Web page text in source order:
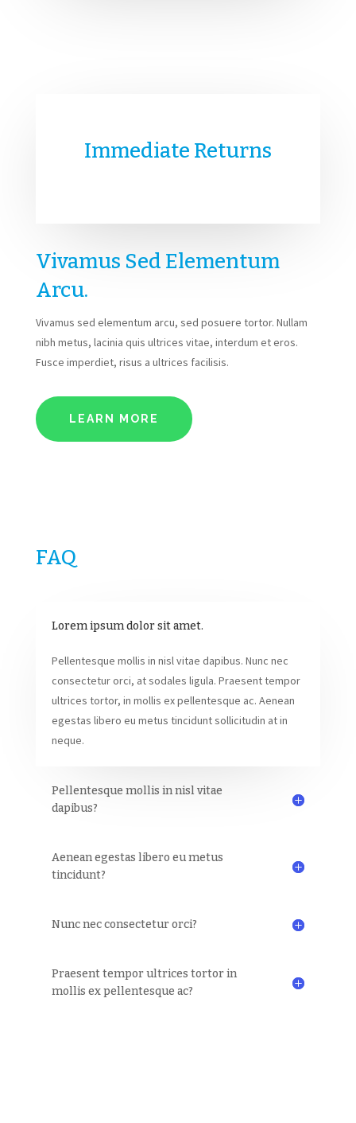
Immediate Returns
Vivamus Sed Elementum
Arcu.
Vivamus sed elementum arcu, sed posuere tortor. Nullam
nibh metus, lacinia quis ultrices vitae, interdum et eros.
Fusce imperdiet, risus a ultrices facilisis.
LEARN MORE
FAQ
Lorem ipsum dolor sit amet.
Pellentesque mollis in nisl vitae dapibus. Nunc nec
consectetur orci, at sodales ligula. Praesent tempor
ultrices tortor, in mollis ex pellentesque ac. Aenean
egestas libero eu metus tincidunt sollicitudin at in
neque.
Pellentesque mollis in nisl vitae
dapibus?
Aenean egestas libero eu metus
tincidunt?
Nunc nec consectetur orci?
Praesent tempor ultrices tortor in
mollis ex pellentesque ac?